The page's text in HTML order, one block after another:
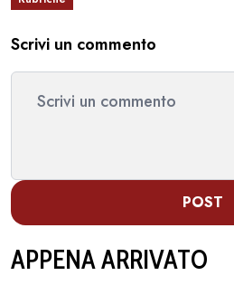
Scrivi un commento
POST
APPENA ARRIVATO